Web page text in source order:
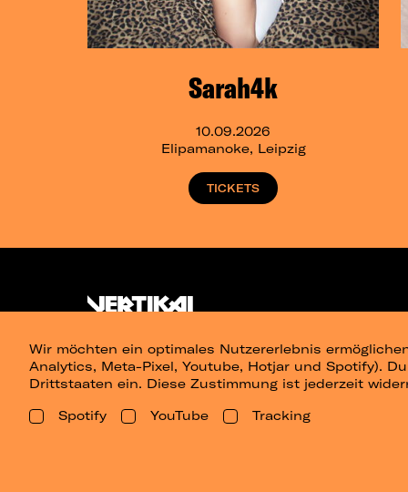
Sarah4k
10.09.2026
Elipamanoke, Leipzig
TICKETS
Wir möchten ein optimales Nutzererlebnis
Analytics, Meta-Pixel, Youtube, Hotjar und Spotify).
Drittstaaten ein. Diese Zustimmung ist jederzeit
Spotify
YouTube Tracking